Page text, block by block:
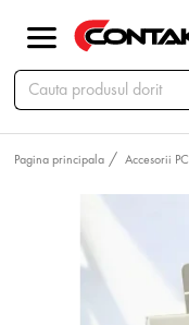
Pagina principala Accesorii PC